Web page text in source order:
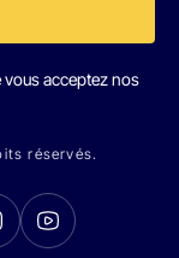
acceptez nos
réservés.